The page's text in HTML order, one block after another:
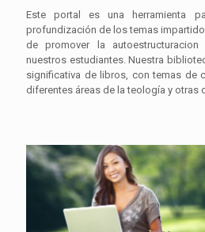
Este portal es una herramienta
profundización de los temas
de promover la
nuestros estudiantes. Nuestra
significativa de libros, con temas de
diferentes áreas de la teología y otras